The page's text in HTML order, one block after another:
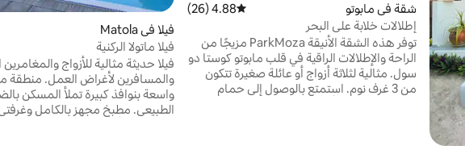
شقة في مابوتو متوسط التقييم 4.88 من 5، 26 مراجعات
4.88 (26)
إطلالات خلابة على البحر
توفر هذه الشقة الأنيقة ParkMoza مزيجًا من
الراحة والإطلالات الراقية في قلب مابوتو كوستا دو
سول. مثالية لثلاثة أزواج أو عائلة صغيرة تتكون
من 3 غرف نوم. استمتع بالوصول إلى حمام
فيلا في Matola
فيلا ماتولا الركنية
فيلا حديثة مثالية للأزواج
والمسافرين لأغراض العمل. منطقة
واسعة بنوافذ كبيرة تملأ المسكن
الطبيعي. مطبخ مجهز بالكامل